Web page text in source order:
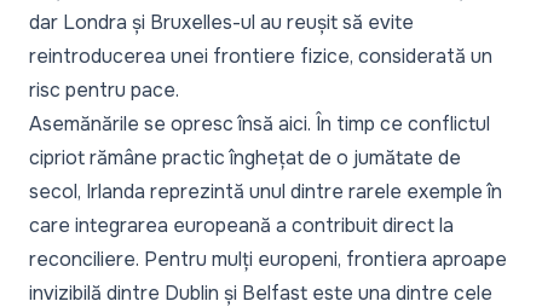
dar Londra și Bruxelles-ul au reușit să evite
reintroducerea unei frontiere fizice, considerată un
risc pentru pace.
Asemănările se opresc însă aici. În timp ce conflictul
cipriot rămâne practic înghețat de o jumătate de
secol, Irlanda reprezintă unul dintre rarele exemple în
care integrarea europeană a contribuit direct la
reconciliere. Pentru mulți europeni, frontiera aproape
invizibilă dintre Dublin și Belfast este una dintre cele